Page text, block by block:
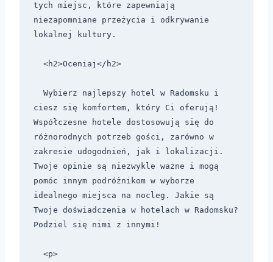
tych miejsc, które zapewniają
niezapomniane przeżycia i odkrywanie
lokalnej kultury.
ciesz się komfortem, który Ci oferują!
Współczesne hotele dostosowują się do
różnorodnych potrzeb gości, zarówno w
zakresie udogodnień, jak i lokalizacji.
Twoje opinie są niezwykle ważne i mogą
pomóc innym podróżnikom w wyborze
idealnego miejsca na nocleg. Jakie są
Twoje doświadczenia w hotelach w Radomsku?
Podziel się nimi z innymi!